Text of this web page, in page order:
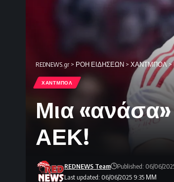
REDNEWS.gr > ΡΟΗ ΕΙΔΗΣΕΩΝ > ΧΑΝΤΜΠΟΛ >
ΧΑΝΤΜΠΟΛ
Μια
ΑΕΚ!
Last updated: 06/06/2025 9:35 ΜΜ
REDNEWS Team Published: 06/06/